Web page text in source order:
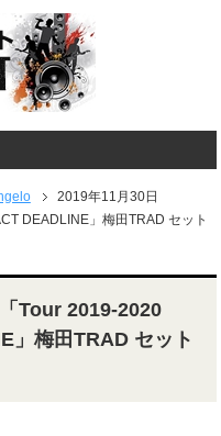
2019年11月30日
DEADLINE」梅田TRAD セット
Tour 2019-2020
」梅田TRAD セット